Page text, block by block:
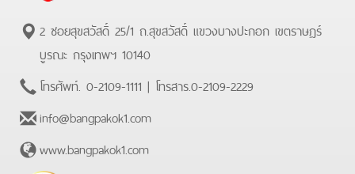
2 ซอยสุขสวัสดิ์ 25/1 ถ.สุขสวัสดิ์ แขวงบางปะกอก เขตราษฏร์
บูรณะ กรุงเทพฯ 10140
โทรศัพท์. 0-2109-1111 | โทรสาร.0-2109-2229
info@bangpakok1.com
www.bangpakok1.com